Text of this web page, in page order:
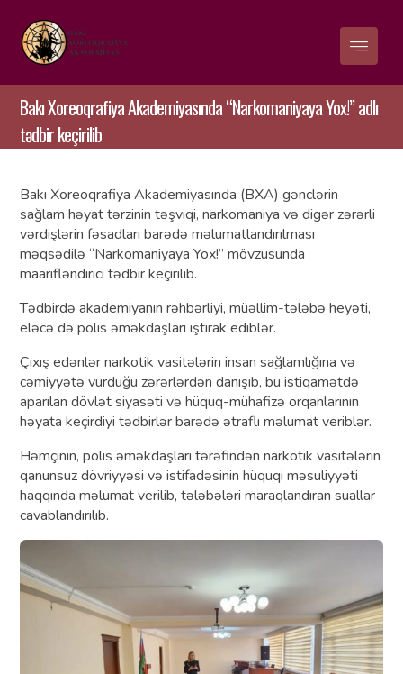
Bakı Xoreoqrafiya Akademiyasında “Narkomaniyaya Yox!” adlı
tədbir keçirilib
Bakı Xoreoqrafiya Akademiyasında (BXA) gənclərin
sağlam həyat tərzinin təşviqi, narkomaniya və digər zərərli
vərdişlərin fəsadları barədə məlumatlandırılması
məqsədilə “Narkomaniyaya Yox!” mövzusunda
maarifləndirici tədbir keçirilib.
Tədbirdə akademiyanın rəhbərliyi, müəllim-tələbə heyəti,
eləcə də polis əməkdaşları iştirak ediblər.
Çıxış edənlər narkotik vasitələrin insan sağlamlığına və
cəmiyyətə vurduğu zərərlərdən danışıb, bu istiqamətdə
aparılan dövlət siyasəti və hüquq-mühafizə orqanlarının
həyata keçirdiyi tədbirlər barədə ətraflı məlumat veriblər.
Həmçinin, polis əməkdaşları tərəfindən narkotik vasitələrin
qanunsuz dövriyyəsi və istifadəsinin hüquqi məsuliyyəti
haqqında məlumat verilib, tələbələri maraqlandıran suallar
cavablandırılıb.